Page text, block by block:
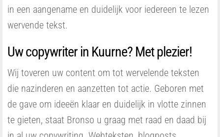
in een aangename en duidelijk voor iedereen te lezen
wervende tekst.
Uw copywriter in Kuurne? Met plezier!
Wij toveren uw content om tot wervelende teksten
die nazinderen en aanzetten tot actie. Geboren met
de gave om ideeën klaar en duidelijk in vlotte zinnen
te gieten, staat Bronso u graag met raad en daad bij